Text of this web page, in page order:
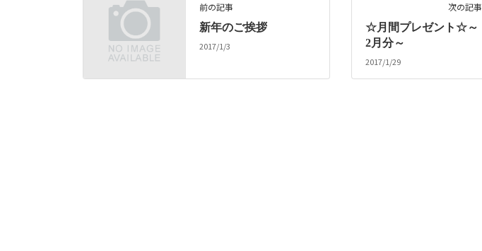
前の記事
新年のご挨拶
2017/1/3
次の記事
☆月間プレゼント☆～
2月分～
2017/1/29